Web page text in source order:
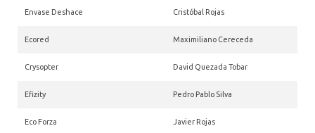
Envase Deshace Cristóbal Rojas
Ecored Maximiliano Cereceda
Crysopter David Quezada Tobar
Efizity Pedro Pablo Silva
Eco Forza Javier Rojas